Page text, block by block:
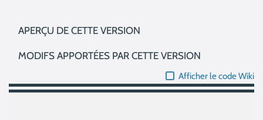
APERÇU DE CETTE VERSION
MODIFS APPORTÉES PAR CETTE VERSION
Afficher le code Wiki